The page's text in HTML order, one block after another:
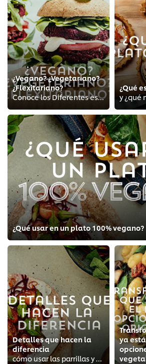
¿Vegano? ¿Vegetariano?
¿Flexitariano?
Conoce los Diferentes estilos de vida y alimentación
¿Qué
y ¿qué
¿Qué usar en un plato 100% vegano?
Detalles que hacen la
diferencia
cómo usar las parrillas y otros utensilios
ya